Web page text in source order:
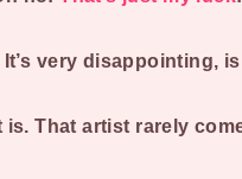
It’s very disappointing,
is. That artist rarely